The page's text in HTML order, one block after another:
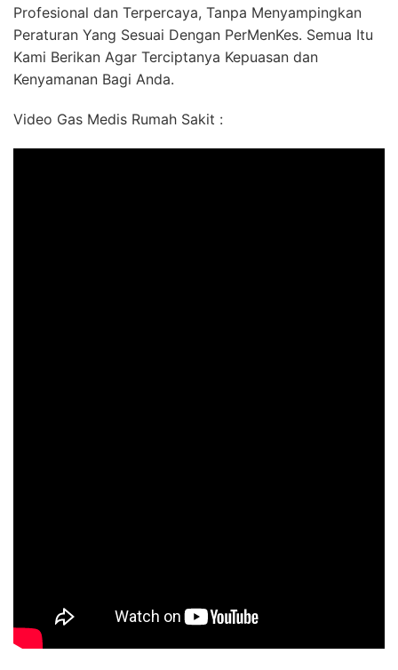
Profesional dan Terpercaya, Tanpa Menyampingkan
Peraturan Yang Sesuai Dengan PerMenKes. Semua Itu
Kami Berikan Agar Terciptanya Kepuasan dan
Kenyamanan Bagi Anda.
Video Gas Medis Rumah Sakit :